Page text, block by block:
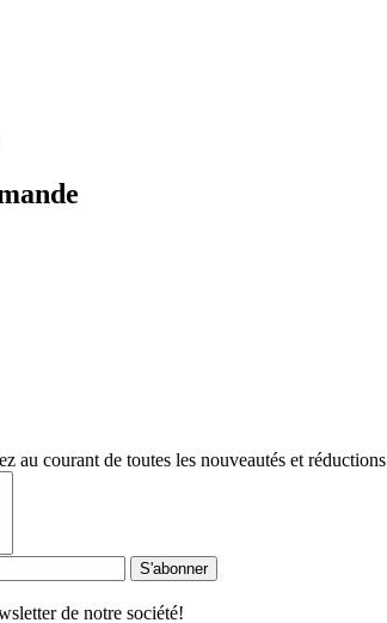
au courant de toutes les nouveautés et réductions
S'abonner
de notre société!